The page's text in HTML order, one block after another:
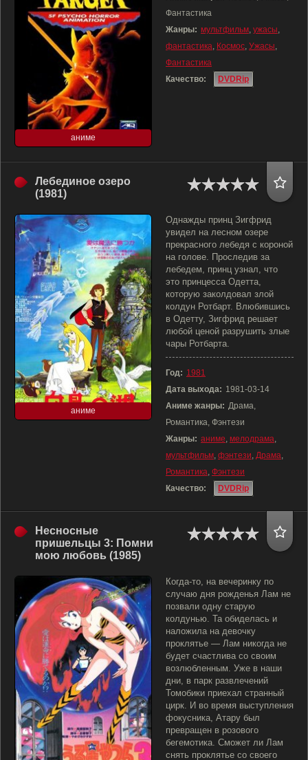
аниме
Фантастика
Жанры: мультфильм, ужасы,
фантастика, Космос, Ужасы,
Фантастика
Качество:
DVDRip
Лебединое озеро
(1981)
аниме
Однажды принц Зигфрид
увидел на лесном озере
прекрасного лебедя с короной
на голове. Проследив за
лебедем, принц узнал, что
это принцесса Одетта,
которую заколдовал злой
колдун Ротбарт. Влюбившись
в Одетту, Зигфрид решает
любой ценой разрушить злые
чары Ротбарта.
Год: 1981
Дата выхода: 1981-03-14
Аниме жанры: Драма,
Романтика, Фэнтези
Жанры: аниме, мелодрама,
мультфильм, фэнтези, Драма,
Романтика, Фэнтези
Качество:
DVDRip
Несносные
пришельцы 3: Помни
мою любовь (1985)
Когда-то, на вечеринку по
случаю дня рожденья Лам не
позвали одну старую
колдунью. Та обиделась и
наложила на девочку
проклятье — Лам никогда не
будет счастлива со своим
возлюбленным. Уже в наши
дни, в парк развлечений
Томобики приехал странный
цирк. И во время выступления
фокусника, Атару был
превращен в розового
бегемотика. Сможет ли Лам
снять проклятье со своего